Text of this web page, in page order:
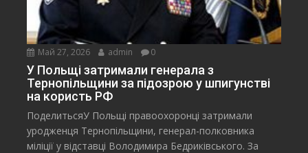
Май 27, 2026 admin 0
У Польщі затримали генерала з
Тернопільщини за підозрою у шпигунстві
на користь РФ
ПоделитьсяУ Польщі правоохоронці затримали
уродженця Тернопільщини, генерал-полковника
міліції у відставці Володимира Бедриківського. За